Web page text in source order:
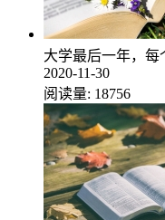
大学最后一年，
2020-11-30
阅读量: 18756